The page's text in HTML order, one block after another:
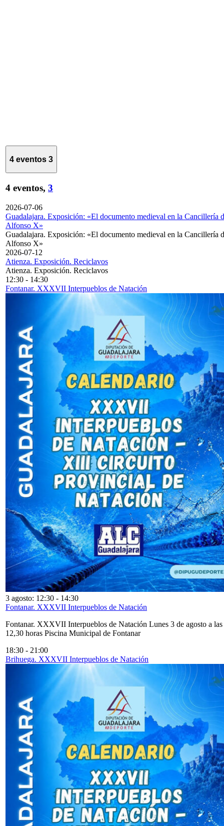
4 eventos 3
4 eventos, 3
2026-07-06
Guadalajara. Exposición: «El documento medieval en la Cancillería
Alfonso X»
Guadalajara. Exposición: «El documento medieval en la Cancillería
Alfonso X»
2026-07-12
Atienza. Exposición. Reciclavos
Atienza. Exposición. Reciclavos
12:30 - 14:30
Fontanar. XXXVII Interpueblos de Natación
3 agosto: 12:30 - 14:30
Fontanar. XXXVII Interpueblos de Natación
Fontanar. XXXVII Interpueblos de Natación Lunes 3 de agosto a las
12,30 horas Piscina Municipal de Fontanar
18:30 - 21:00
Brihuega. XXXVII Interpueblos de Natación